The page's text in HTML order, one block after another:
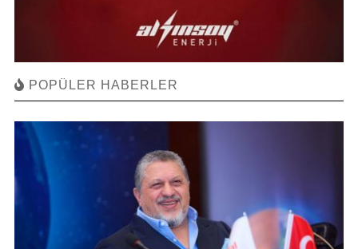
POPÜLER HABERLER